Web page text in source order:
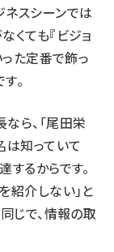
スシーンでは
くても『ビジョ
った定番で飾っ
。
ら、「尾田栄
は知っていて
るからです。
紹介しない」と
じで、情報の取